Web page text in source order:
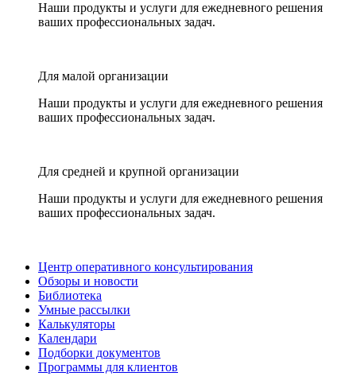
Наши продукты и услуги для ежедневного решения
ваших профессиональных задач.
Для малой организации
Наши продукты и услуги для ежедневного решения
ваших профессиональных задач.
Для средней и крупной организации
Наши продукты и услуги для ежедневного решения
ваших профессиональных задач.
Центр оперативного консультирования
Обзоры и новости
Библиотека
Умные рассылки
Калькуляторы
Календари
Подборки документов
Программы для клиентов